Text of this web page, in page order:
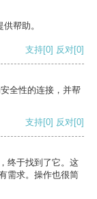
帮助。
支持[0] 反对[0]
全性的连接，并帮
支持[0] 反对[0]
终于找到了它。这
需求。操作也很简